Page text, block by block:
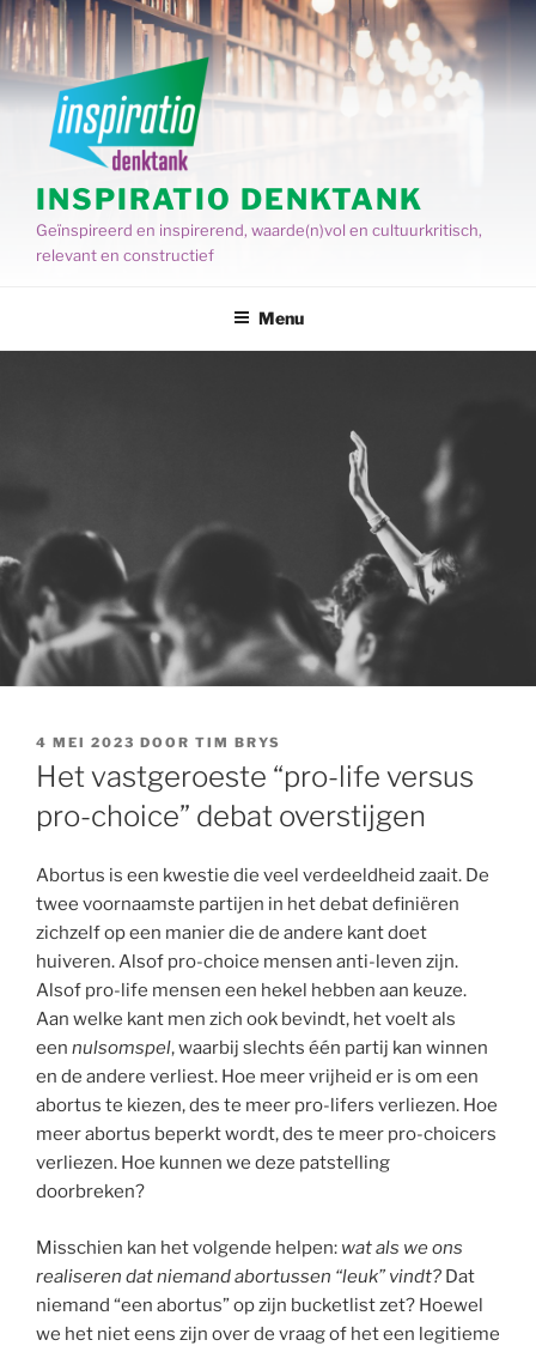
Spring
naar
de
inhoud
INSPIRATIO DENKTANK
Geïnspireerd en inspirerend, waarde(n)vol en cultuurkritisch,
relevant en constructief
Menu
GEPLAATST
OP
4 MEI 2023 DOOR TIM BRYS
Het vastgeroeste “pro-life versus
pro-choice” debat overstijgen
Abortus is een kwestie die veel verdeeldheid zaait. De
twee voornaamste partijen in het debat definiëren
zichzelf op een manier die de andere kant doet
huiveren. Alsof pro-choice mensen anti-leven zijn.
Alsof pro-life mensen een hekel hebben aan keuze.
Aan welke kant men zich ook bevindt, het voelt als
een nulsomspel, waarbij slechts één partij kan winnen
en de andere verliest. Hoe meer vrijheid er is om een ​​
abortus te kiezen, des te meer pro-lifers verliezen. Hoe
meer abortus beperkt wordt, des te meer pro-choicers
verliezen. Hoe kunnen we deze patstelling
doorbreken?
Misschien kan het volgende helpen: wat als we ons
realiseren dat niemand abortussen “leuk” vindt? Dat
niemand “een abortus” op zijn bucketlist zet? Hoewel
we het niet eens zijn over de vraag of het een legitieme